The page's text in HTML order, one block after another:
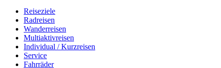
Reiseziele
Radreisen
Wanderreisen
Multiaktivreisen
Individual / Kurzreisen
Service
Fahrräder